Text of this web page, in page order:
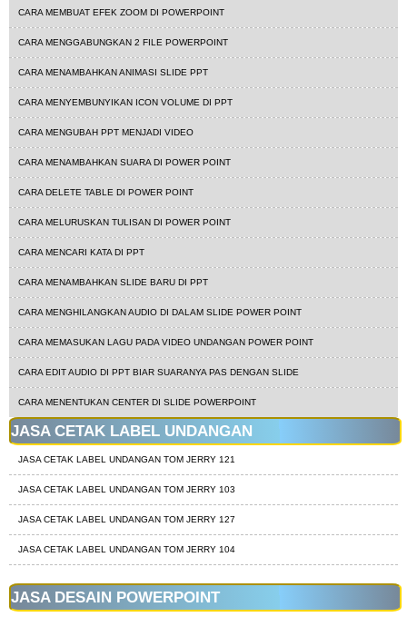
CARA MEMBUAT EFEK ZOOM DI POWERPOINT
CARA MENGGABUNGKAN 2 FILE POWERPOINT
CARA MENAMBAHKAN ANIMASI SLIDE PPT
CARA MENYEMBUNYIKAN ICON VOLUME DI PPT
CARA MENGUBAH PPT MENJADI VIDEO
CARA MENAMBAHKAN SUARA DI POWER POINT
CARA DELETE TABLE DI POWER POINT
CARA MELURUSKAN TULISAN DI POWER POINT
CARA MENCARI KATA DI PPT
CARA MENAMBAHKAN SLIDE BARU DI PPT
CARA MENGHILANGKAN AUDIO DI DALAM SLIDE POWER POINT
CARA MEMASUKAN LAGU PADA VIDEO UNDANGAN POWER POINT
CARA EDIT AUDIO DI PPT BIAR SUARANYA PAS DENGAN SLIDE
CARA MENENTUKAN CENTER DI SLIDE POWERPOINT
JASA CETAK LABEL UNDANGAN
JASA CETAK LABEL UNDANGAN TOM JERRY 121
JASA CETAK LABEL UNDANGAN TOM JERRY 103
JASA CETAK LABEL UNDANGAN TOM JERRY 127
JASA CETAK LABEL UNDANGAN TOM JERRY 104
JASA DESAIN POWERPOINT